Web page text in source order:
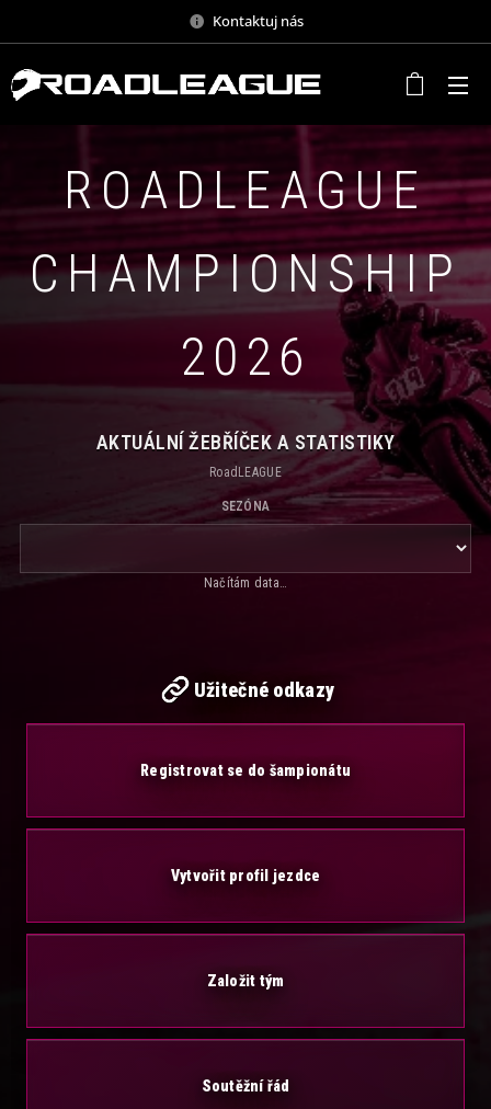
Kontaktuj nás
ROADLEAGUE
CHAMPIONSHIP
2026
AKTUÁLNÍ ŽEBŘÍČEK A STATISTIKY
RoadLEAGUE
SEZÓNA
Načítám data…
Užitečné odkazy
Registrovat se do šampionátu
Vytvořit profil jezdce
Založit tým
Soutěžní řád